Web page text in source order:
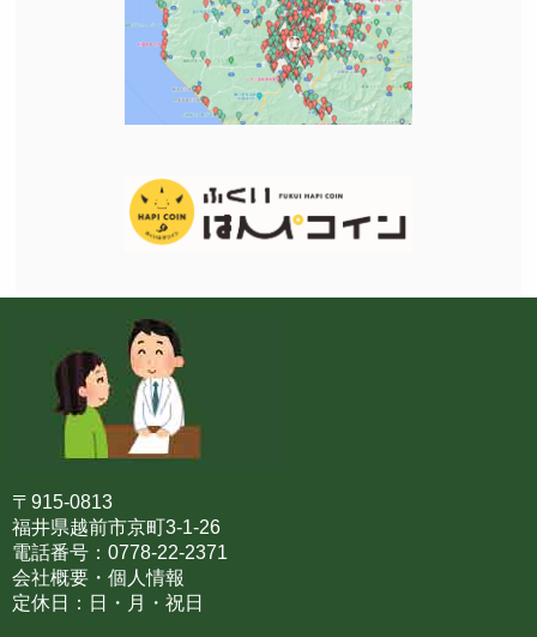
〒915-0813
福井県越前市京町3-1-26
電話番号：0778-22-2371
会社概要・個人情報
定休日：日・月・祝日